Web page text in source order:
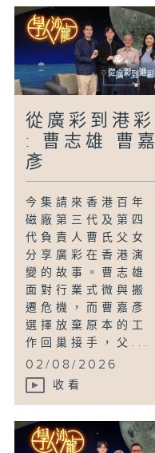
從廣彩到港彩
: 曹志雄 曹嘉
彥
今集請來香港百年
磁廠第三代及第四
代負責人曹氏父女
分享廣彩在香港演
變的故事。曹志雄
面對行業式微與搬
遷危機，而曹嘉彥
選擇放棄原本的工
作回巢接手，父...
02/08/2026
收看